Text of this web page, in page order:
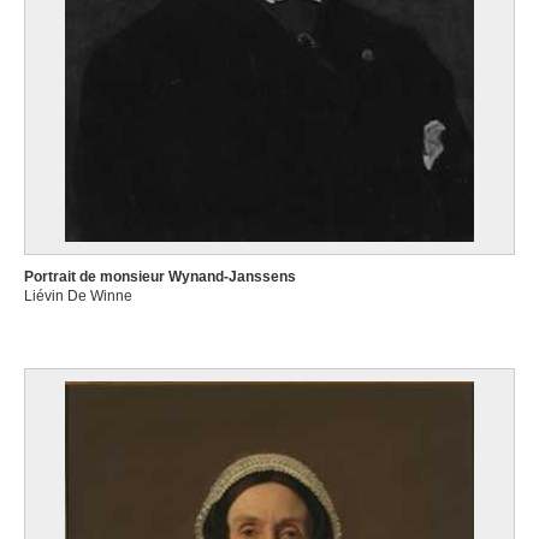
Portrait de monsieur Wynand-Janssens
Liévin De Winne